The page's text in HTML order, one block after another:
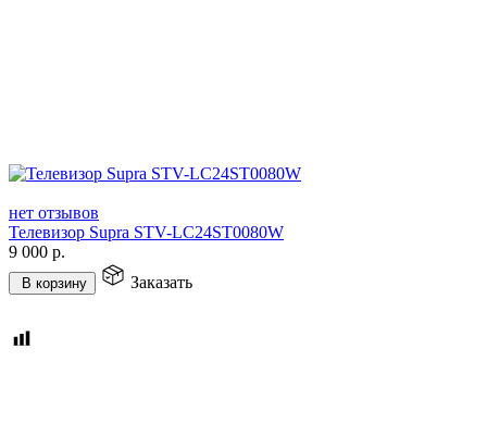
нет отзывов
Телевизор Supra STV-LC24ST0080W
9 000 р.
В корзину Заказать